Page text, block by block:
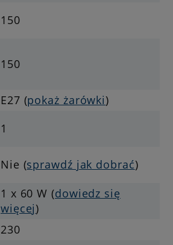
150
150
E27 (pokaż żarówki)
1
Nie (sprawdź jak dobrać)
1 x 60 W (dowiedz się
więcej)
230